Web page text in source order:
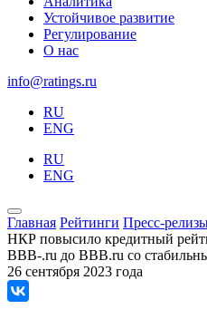
Устойчивое развитие
Регулирование
О нас
info@ratings.ru
RU
ENG
RU
ENG
Главная Рейтинги Пресс-
НКР повысило кредитный
BBB-.ru до BBB.ru со
26 сентября 2023 года